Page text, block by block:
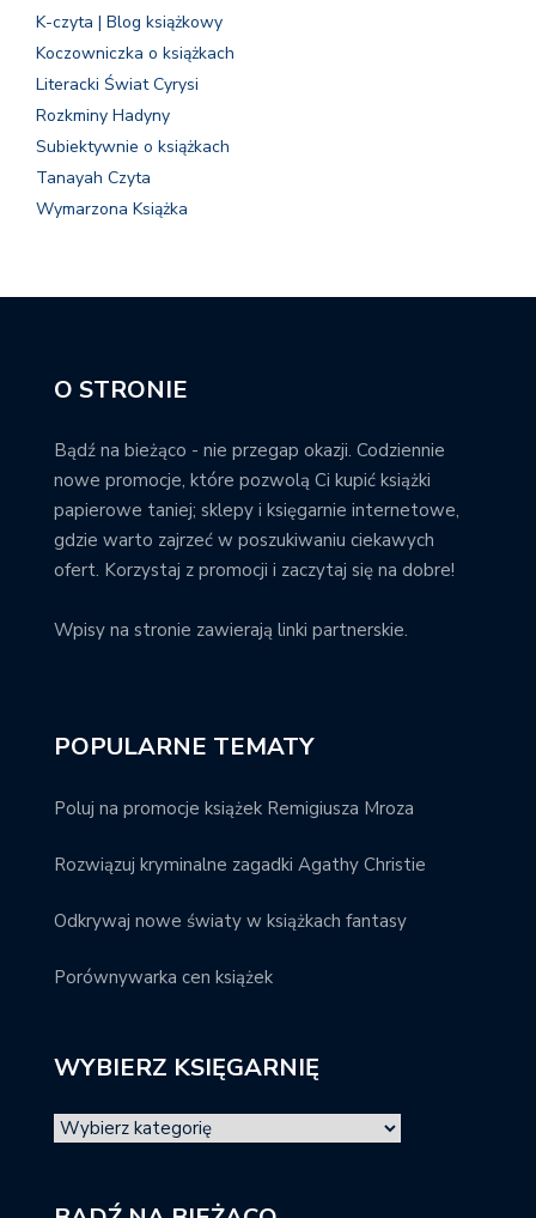
K-czyta | Blog książkowy
Koczowniczka o książkach
Literacki Świat Cyrysi
Rozkminy Hadyny
Subiektywnie o książkach
Tanayah Czyta
Wymarzona Książka
O STRONIE
Bądź na bieżąco - nie przegap okazji. Codziennie
nowe promocje, które pozwolą Ci kupić książki
papierowe taniej; sklepy i księgarnie internetowe,
gdzie warto zajrzeć w poszukiwaniu ciekawych
ofert. Korzystaj z promocji i zaczytaj się na dobre!
Wpisy na stronie zawierają linki partnerskie.
POPULARNE TEMATY
Poluj na promocje książek Remigiusza Mroza
Rozwiązuj kryminalne zagadki Agathy Christie
Odkrywaj nowe światy w książkach fantasy
Porównywarka cen książek
WYBIERZ KSIĘGARNIĘ